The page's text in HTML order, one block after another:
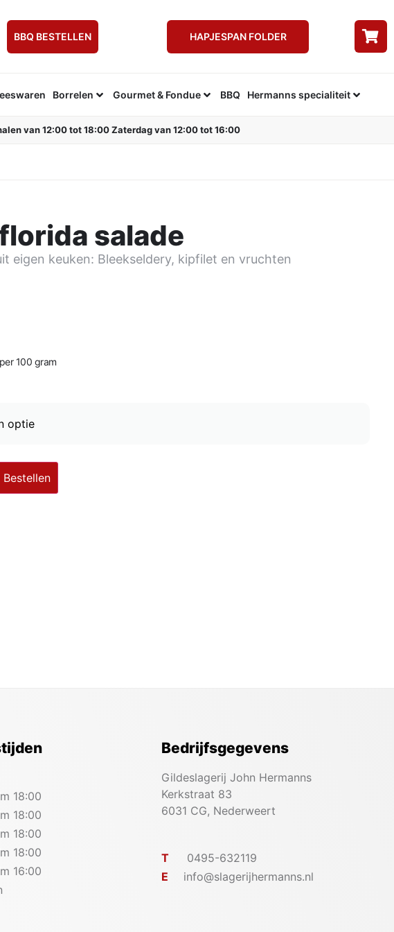
BBQ BESTELLEN HAPJESPAN FOLDER
Borrelen Gourmet & Fondue BBQ Hermanns specialiteit
van 12:00 tot 18:00 Zaterdag van 12:00 tot 16:00
salade
eigen keuken: Bleekseldery, kipfilet en vruchten
per 100 gram
Bestellen
18:00
18:00
18:00
18:00
16:00
Bedrijfsgegevens
Gildeslagerij John Hermanns
Kerkstraat 83
6031 CG, Nederweert
T
0495-632119
E
info@slagerijhermanns.nl